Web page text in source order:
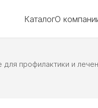
КаталогО
профилактики и